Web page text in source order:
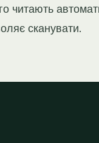
читають
сканувати.